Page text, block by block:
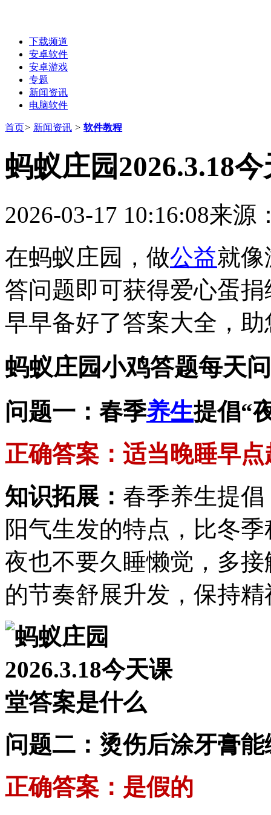
下载频道
安卓软件
安卓游戏
专题
新闻资讯
电脑软件
首页> 新闻资讯 > 软件教程
蚂蚁庄园2026.3.18
2026-03-17 10:16:08来源
在蚂蚁庄园，做公益就像
答问题即可获得爱心蛋
早早备好了答案大全，
蚂蚁庄园小鸡答题每天
问题一：春季养生提倡“
正确答案：适当晚睡早点
知识拓展： 春季养生提倡
阳气生发的特点，比冬
夜也不要久睡懒觉，多
的节奏舒展升发，保持
问题二：烫伤后涂牙膏
正确答案：是假的